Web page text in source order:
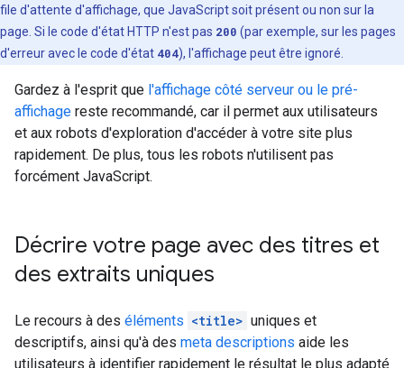
file d'attente d'affichage, que JavaScript soit présent ou non sur la
page. Si le code d'état HTTP n'est pas 200 (par exemple, sur les pages
d'erreur avec le code d'état 404), l'affichage peut être ignoré.
Gardez à l'esprit que l'affichage côté serveur ou le pré-
affichage reste recommandé, car il permet aux utilisateurs
et aux robots d'exploration d'accéder à votre site plus
rapidement. De plus, tous les robots n'utilisent pas
forcément JavaScript.
Décrire votre page avec des titres et
des extraits uniques
Le recours à des éléments <title> uniques et
descriptifs, ainsi qu'à des meta descriptions aide les
utilisateurs à identifier rapidement le résultat le plus adapté